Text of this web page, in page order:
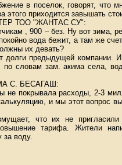
в поселок, говорят, что
этого приходится завышать
ТОО "ЖАНТАС СУ":
, 900 – без. Ну вот зима,
вода бежит, а там же
их девать?
долги предыдущей компании.
словам зам. акима села,
С. БЕСАГАШ:
не покрывала расходы, 2-3
и мы этот вопрос
что их не
тарифа. Жители
за воду.